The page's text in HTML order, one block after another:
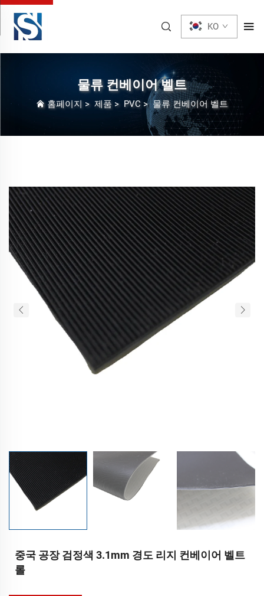
KO
물류 컨베이어 벨트
홈페이지 > 제품 > PVC >물류 컨베이어 벨트
중국 공장 검정색 3.1mm 경도 리지 컨베이어 벨트
롤